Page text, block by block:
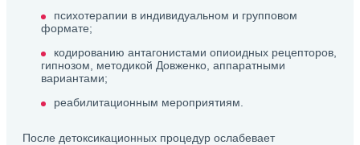
психотерапии в индивидуальном и групповом
формате;
кодированию антагонистами опиоидных рецепторов,
гипнозом, методикой Довженко, аппаратными
вариантами;
реабилитационным мероприятиям.
После детоксикационных процедур ослабевает